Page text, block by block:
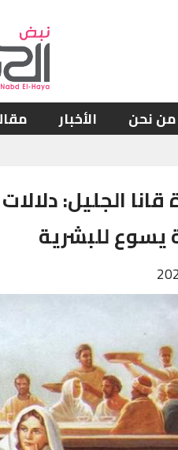
Mainمن نحن الأخبار
الجليل:
يسوع للبشرية